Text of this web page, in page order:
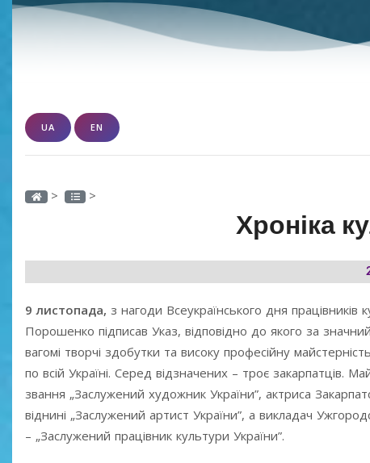
UA EN
> >
Хроніка
9 листопада, з нагоди Всеукраїнського дня
Порошенко підписав Указ, відповідно до якого за
вагомі творчі здобутки та високу професійну
по всій Україні. Серед відзначених – троє закарпатців.
звання „Заслужений художник України”, актриса
віднині „Заслужений артист України”, а викладач
– „Заслужений працівник культури України”.